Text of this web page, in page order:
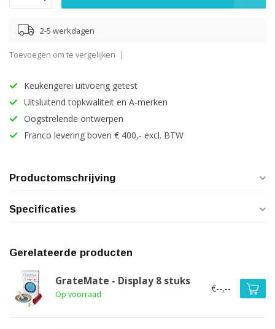
2-5 werkdagen
Toevoegen om te vergelijken
Keukengerei uitvoerig getest
Uitsluitend topkwaliteit en A-merken
Oogstrelende ontwerpen
Franco levering boven € 400,- excl. BTW
Productomschrijving
Specificaties
Gerelateerde producten
GrateMate - Display 8 stuks
Op voorraad
€--,--